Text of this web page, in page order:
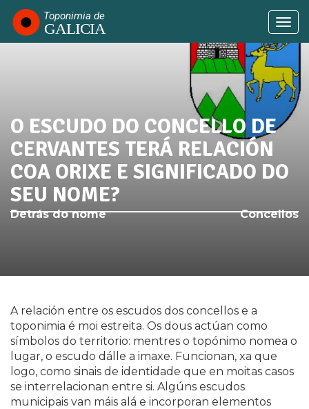
contido
SABÍAS QUE...
O ESCUDO DO CONCELLO DE
CERVANTES TERÁ RELACIÓN
COA ORIXE E SIGNIFICADO DO
SEU NOME?
Detrás do nome Concellos
A relación entre os escudos dos concellos e a
toponimia é moi estreita. Os dous actúan como
símbolos do territorio: mentres o topónimo nomea o
lugar, o escudo dálle a imaxe. Funcionan, xa que
logo, como sinais de identidade que en moitas casos
se interrelacionan entre si. Algúns escudos
municipais van máis alá e incorporan elementos